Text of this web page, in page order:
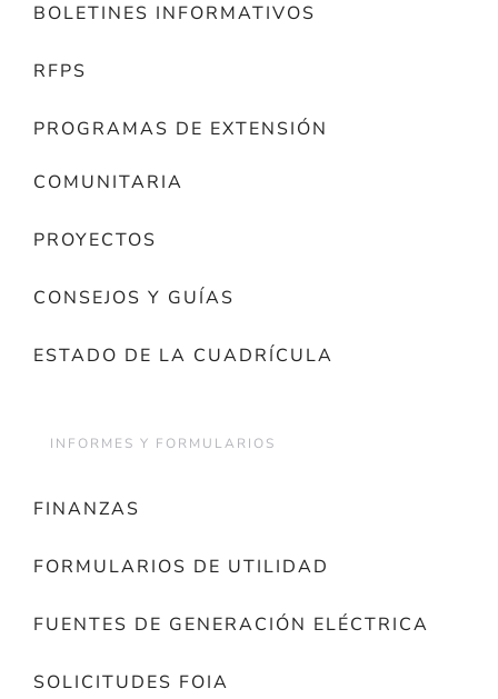
BOLETINES INFORMATIVOS
RFPS
PROGRAMAS DE EXTENSIÓN
COMUNITARIA
PROYECTOS
CONSEJOS Y GUÍAS
ESTADO DE LA CUADRÍCULA
INFORMES Y FORMULARIOS
FINANZAS
FORMULARIOS DE UTILIDAD
FUENTES DE GENERACIÓN ELÉCTRICA
SOLICITUDES FOIA